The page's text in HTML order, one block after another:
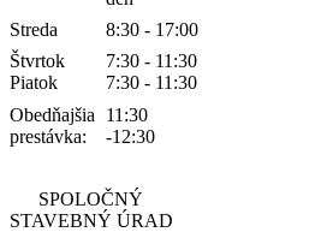
Streda
8:30 - 17:00
Štvrtok
7:30 - 11:30
Piatok
7:30 - 11:30
Obedňajšia
prestávka:
11:30
-12:30
SPOLOČNÝ
STAVEBNÝ ÚRAD